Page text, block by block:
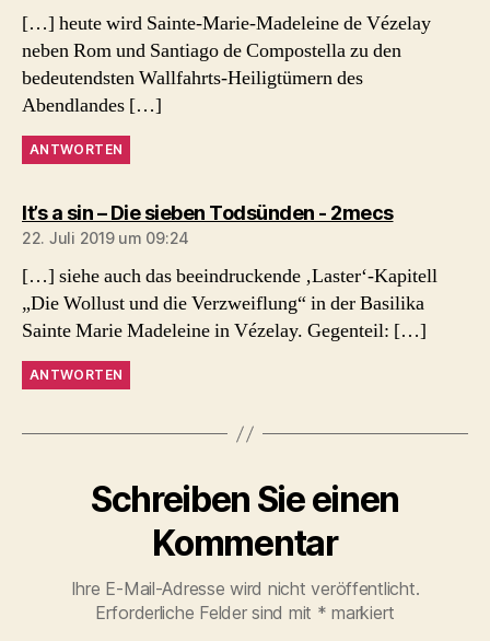
[…] heute wird Sainte-Marie-Madeleine de Vézelay
neben Rom und Santiago de Compostella zu den
bedeutendsten Wallfahrts-Heiligtümern des
Abendlandes […]
ANTWORTEN
It’s a sin – Die sieben Todsünden - 2mecssagt:
22. Juli 2019 um 09:24
[…] siehe auch das beeindruckende ‚Laster‘-Kapitell
„Die Wollust und die Verzweiflung“ in der Basilika
Sainte Marie Madeleine in Vézelay. Gegenteil: […]
ANTWORTEN
Schreiben Sie einen
Kommentar
Ihre E-Mail-Adresse wird nicht veröffentlicht.
Erforderliche Felder sind mit * markiert